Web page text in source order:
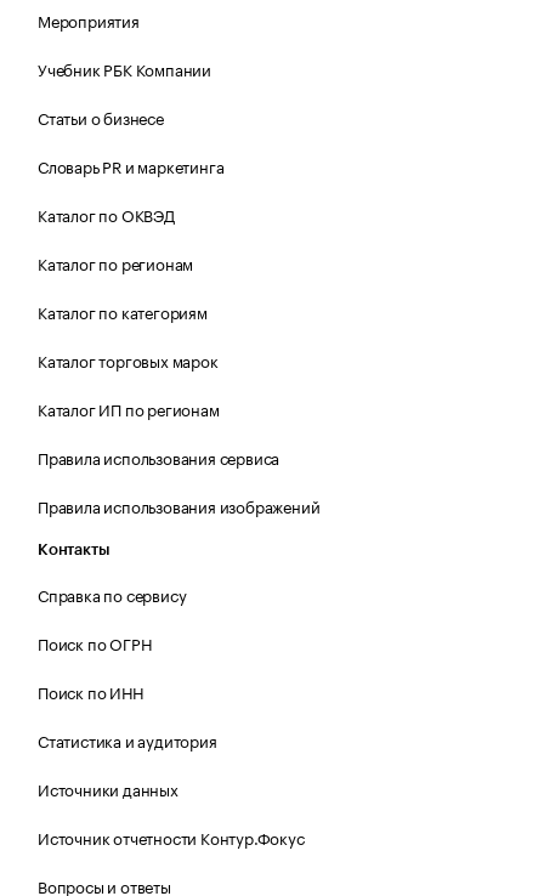
Мероприятия
Учебник РБК Компании
Статьи о бизнесе
Словарь PR и маркетинга
Каталог по ОКВЭД
Каталог по регионам
Каталог по категориям
Каталог торговых марок
Каталог ИП по регионам
Правила использования сервиса
Правила использования изображений
Контакты
Справка по сервису
Поиск по ОГРН
Поиск по ИНН
Статистика и аудитория
Источники данных
Источник отчетности Контур.Фокус
Вопросы и ответы